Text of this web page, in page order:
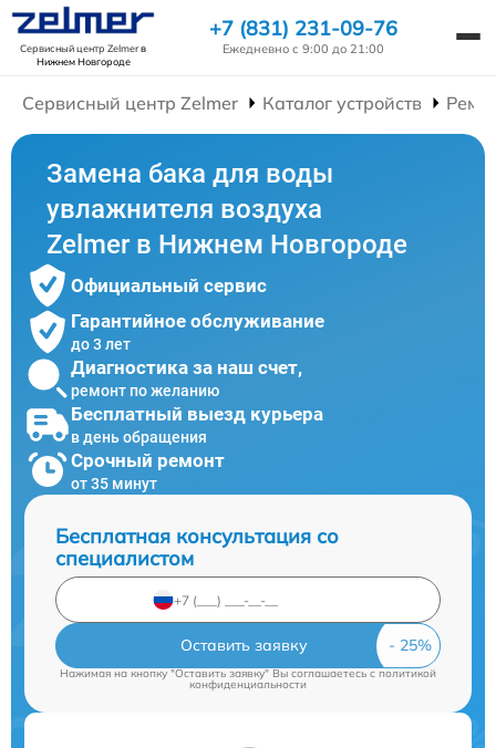
Сервисный центр Zelmerв
Нижнем Новгороде
+7 (831) 231-09-76
Ежедневно с 9:00 до 21:00
Сервисный центр Zelmer Каталог устройств
Замена бака для воды
увлажнителя воздуха
Zelmer в Нижнем Новгороде
Официальный сервис
Гарантийное обслуживание
до 3 лет
Диагностика за наш счет,
ремонт по желанию
Бесплатный выезд курьера
в день обращения
Срочный ремонт
от 35 минут
Бесплатная консультация со
специалистом
Оставить заявку
Нажимая на кнопку "Оставить заявку" Вы соглашаетесь c политикой
конфиденциальности